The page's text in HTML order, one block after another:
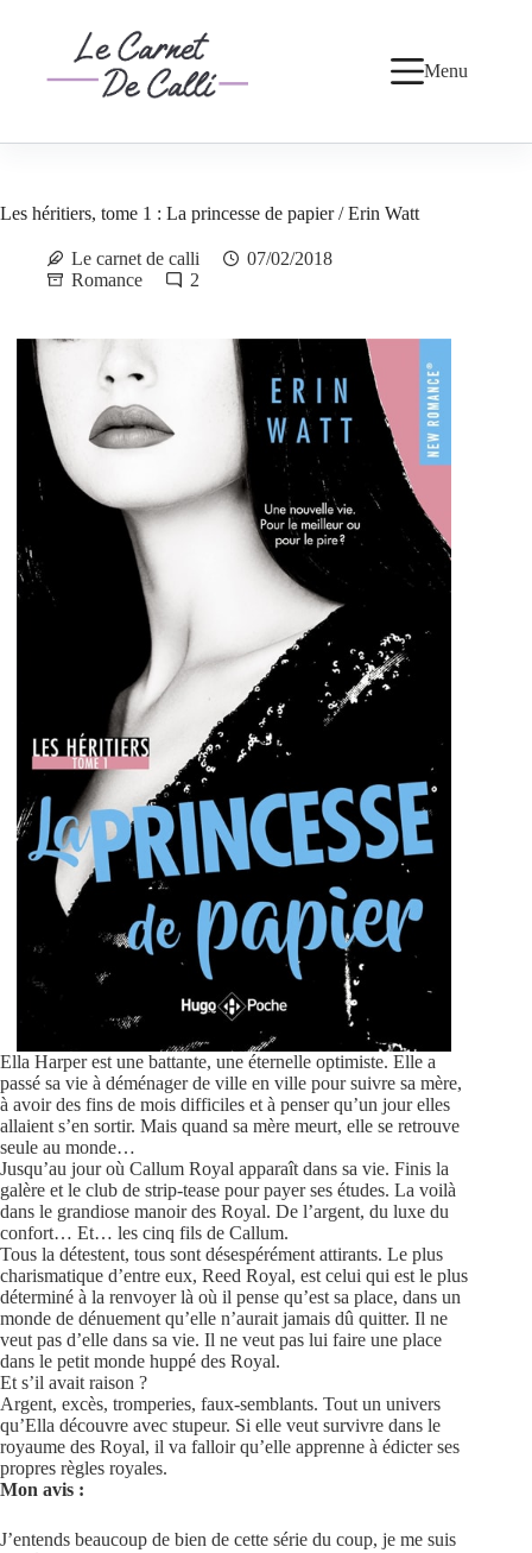
Menu
Les héritiers, tome 1 : La princesse de papier / Erin Watt
Le carnet de calli
07/02/2018
Romance
2
Ella Harper est une battante, une éternelle optimiste. Elle a
passé sa vie à déménager de ville en ville pour suivre sa mère,
à avoir des fins de mois difficiles et à penser qu’un jour elles
allaient s’en sortir. Mais quand sa mère meurt, elle se retrouve
seule au monde…
Jusqu’au jour où Callum Royal apparaît dans sa vie. Finis la
galère et le club de strip-tease pour payer ses études. La voilà
dans le grandiose manoir des Royal. De l’argent, du luxe du
confort… Et… les cinq fils de Callum.
Tous la détestent, tous sont désespérément attirants. Le plus
charismatique d’entre eux, Reed Royal, est celui qui est le plus
déterminé à la renvoyer là où il pense qu’est sa place, dans un
monde de dénuement qu’elle n’aurait jamais dû quitter. Il ne
veut pas d’elle dans sa vie. Il ne veut pas lui faire une place
dans le petit monde huppé des Royal.
Et s’il avait raison ?
Argent, excès, tromperies, faux-semblants. Tout un univers
qu’Ella découvre avec stupeur. Si elle veut survivre dans le
royaume des Royal, il va falloir qu’elle apprenne à édicter ses
propres règles royales.
Mon avis :
J’entends beaucoup de bien de cette série du coup, je me suis